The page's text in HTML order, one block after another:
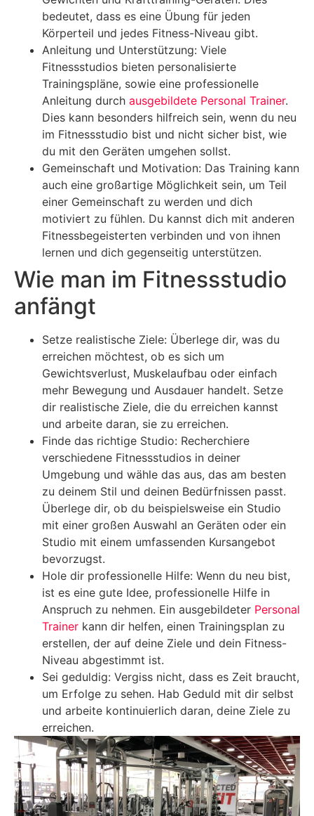
bedeutet, dass es eine Übung für jeden
Körperteil und jedes Fitness-Niveau gibt.
Anleitung und Unterstützung: Viele
Fitnessstudios bieten personalisierte
Trainingspläne, sowie eine professionelle
Anleitung durch ausgebildete Personal Trainer.
Dies kann besonders hilfreich sein, wenn du neu
im Fitnessstudio bist und nicht sicher bist, wie
du mit den Geräten umgehen sollst.
Gemeinschaft und Motivation: Das Training kann
auch eine großartige Möglichkeit sein, um Teil
einer Gemeinschaft zu werden und dich
motiviert zu fühlen. Du kannst dich mit anderen
Fitnessbegeisterten verbinden und von ihnen
lernen und dich gegenseitig unterstützen.
Wie man im Fitnessstudio
anfängt
Setze realistische Ziele: Überlege dir, was du
erreichen möchtest, ob es sich um
Gewichtsverlust, Muskelaufbau oder einfach
mehr Bewegung und Ausdauer handelt. Setze
dir realistische Ziele, die du erreichen kannst
und arbeite daran, sie zu erreichen.
Finde das richtige Studio: Recherchiere
verschiedene Fitnessstudios in deiner
Umgebung und wähle das aus, das am besten
zu deinem Stil und deinen Bedürfnissen passt.
Überlege dir, ob du beispielsweise ein Studio
mit einer großen Auswahl an Geräten oder ein
Studio mit einem umfassenden Kursangebot
bevorzugst.
Hole dir professionelle Hilfe: Wenn du neu bist,
ist es eine gute Idee, professionelle Hilfe in
Anspruch zu nehmen. Ein ausgebildeter Personal
Trainer kann dir helfen, einen Trainingsplan zu
erstellen, der auf deine Ziele und dein Fitness-
Niveau abgestimmt ist.
Sei geduldig: Vergiss nicht, dass es Zeit braucht,
um Erfolge zu sehen. Hab Geduld mit dir selbst
und arbeite kontinuierlich daran, deine Ziele zu
erreichen.